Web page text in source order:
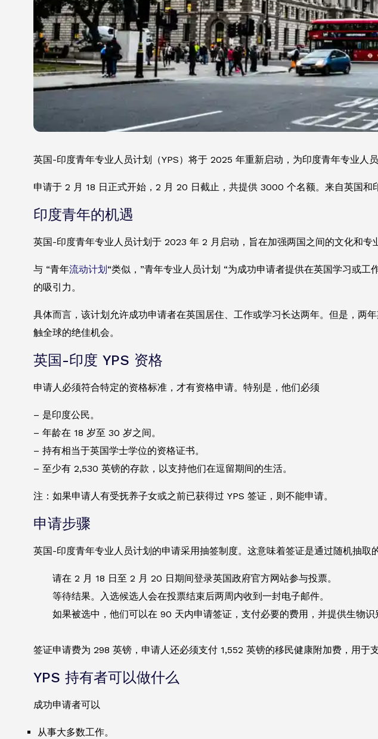
英国-印度青年专业人员计划（YPS）将于 2025 年重新启动，为印度青年专业人
申请于 2 月 18 日正式开始，2 月 20 日截止，共提供 3000 个名额。来自英国和
印度青年的机遇
英国-印度青年专业人员计划于 2023 年 2 月启动，旨在加强两国之间的文化和
与 “青年流动计划 “类似，”青年专业人员计划 “为成功申请者提供在英国学习或
的吸引力。
具体而言，该计划允许成功申请者在英国居住、工作或学习长达两年。但是，两
触全球的绝佳机会。
英国-印度 YPS 资格
申请人必须符合特定的资格标准，才有资格申请。特别是，他们必须
– 是印度公民。
– 年龄在 18 岁至 30 岁之间。
– 持有相当于英国学士学位的资格证书。
– 至少有 2,530 英镑的存款，以支持他们在逗留期间的生活。
注：如果申请人有受抚养子女或之前已获得过 YPS 签证，则不能申请。
申请步骤
英国-印度青年专业人员计划的申请采用抽签制度。这意味着签证是通过随机抽取
请在 2 月 18 日至 2 月 20 日期间登录英国政府官方网站参与投票。
等待结果。入选候选人会在投票结束后两周内收到一封电子邮件。
如果被选中，他们可以在 90 天内申请签证，支付必要的费用，并提供生物识
签证申请费为 298 英镑，申请人还必须支付 1,552 英镑的移民健康附加费，用于
YPS 持有者可以做什么
成功申请者可以
从事大多数工作。